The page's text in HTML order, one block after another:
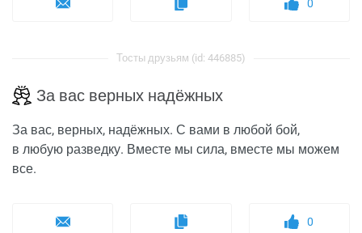
0
Тосты друзьям (id: 446885)
За вас верных надёжных
За вас, верных, надёжных. С вами в любой бой,
в любую разведку. Вместе мы сила, вместе мы можем
все.
0